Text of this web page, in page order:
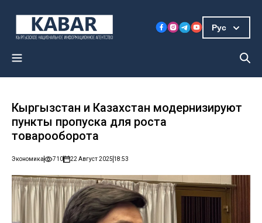
Рус
Кыргызстан и Казахстан модернизируют
пункты пропуска для роста
товарооборота
Экономика 710 22 Август 2025 18:53